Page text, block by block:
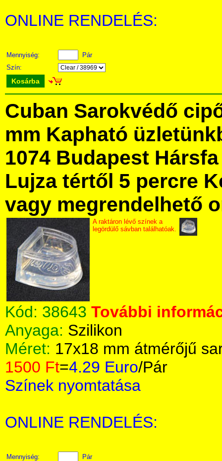
ONLINE RENDELÉS:
Mennyiség:
Pár
Szín:
Kosárba
Cuban Sarokvédő
mm Kapható
1074 Budapest
Lujza tértől 5 percre
vagy megrendelhető
A raktáron lévő színek a
legördülő sávban találhatóak.
Kód: 38643 További
Anyaga: Szilikon
Méret: 17x18 mm átmérőjű
1500 Ft=4.29 Euro/Pár
Színek nyomtatása
ONLINE RENDELÉS:
Mennyiség:
Pár